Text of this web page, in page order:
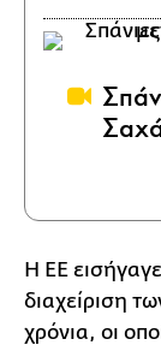
Η ΕΕ
διαχείριση
χρόνια, οι